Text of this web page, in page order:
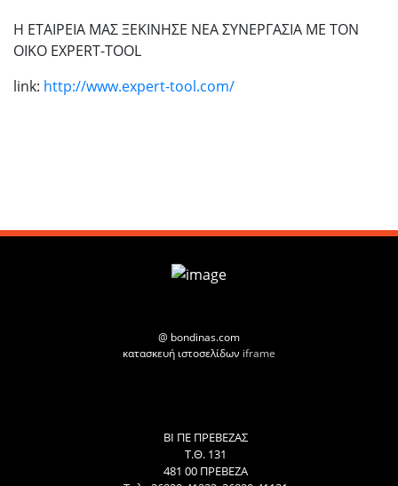
Η ΕΤΑΙΡΕΙΑ ΜΑΣ ΞΕΚΙΝΗΣΕ ΝΕΑ ΣΥΝΕΡΓΑΣΙΑ ΜΕ ΤΟΝ
ΟΙΚΟ EXPERT-TOOL
link: http://www.expert-tool.com/
@ bondinas.com
κατασκευή ιστοσελίδων iframe
ΒΙ ΠΕ ΠΡΕΒΕΖΑΣ
Τ.Θ. 131
481 00 ΠΡΕΒΕΖΑ